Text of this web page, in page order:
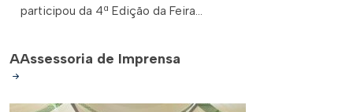
participou da 4ª Edição da Feira...
AAssessoria de Imprensa